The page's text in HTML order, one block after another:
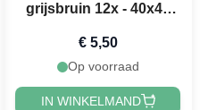
grijsbruin 12x - 40x40
€ 5,50
Op voorraad
IN WINKELMAND